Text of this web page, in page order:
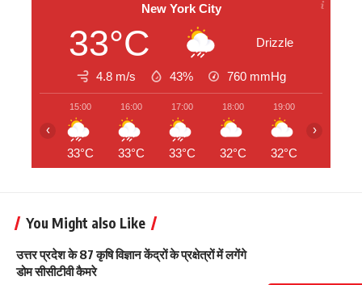
New York City
33°C Drizzle
4.8 m/s 43% 760 mmHg
15:00
33°C
16:00
33°C
17:00
33°C
18:00
32°C
19:00
32°C
‹ ›
You Might also Like
उत्तर प्रदेश के 87 कृषि विज्ञान केंद्रों के प्रक्षेत्रों में लगेंगे
डोम सीसीटीवी कैमरे